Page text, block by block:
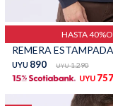
HASTA
UYU 890 UYU 1.290
UYU 757